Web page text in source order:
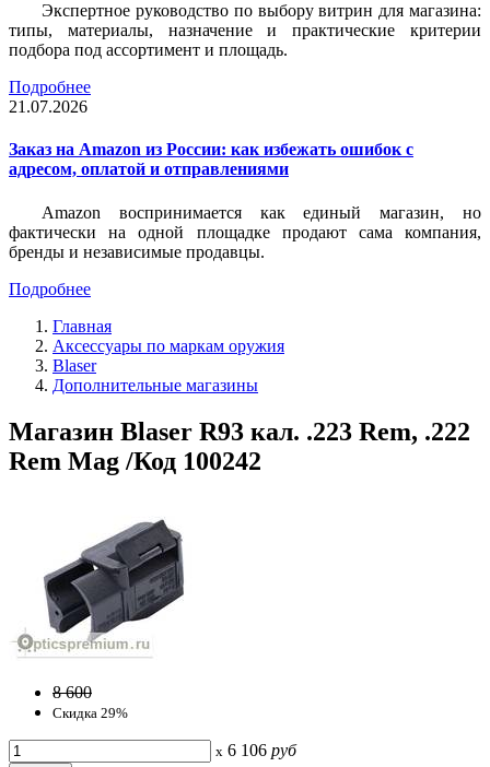
Экспертное руководство по выбору витрин для магазина:
типы, материалы, назначение и практические критерии
подбора под ассортимент и площадь.
Подробнее
21.07.2026
Заказ на Amazon из России: как избежать ошибок с
адресом, оплатой и отправлениями
Amazon воспринимается как единый магазин, но
фактически на одной площадке продают сама компания,
бренды и независимые продавцы.
Подробнее
Главная
Аксессуары по маркам оружия
Blaser
Дополнительные магазины
Магазин Blaser R93 кал. .223 Rem, .222
Rem Mag /Код 100242
8 600
Скидка 29%
x 6 106 руб